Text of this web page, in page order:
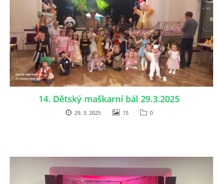
14. Dětský maškarní bál 29.3.2025
29. 3. 2025 15 0